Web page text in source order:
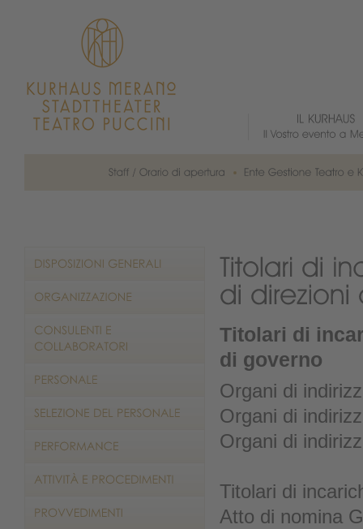
Titolari di
di governo
Organi di
Organi di
Organi di
Titolari di
Atto di nomina